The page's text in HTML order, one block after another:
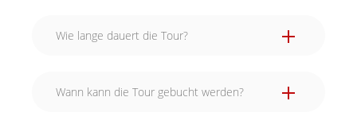
Wie lange dauert die Tour?
Wann kann die Tour gebucht werden?